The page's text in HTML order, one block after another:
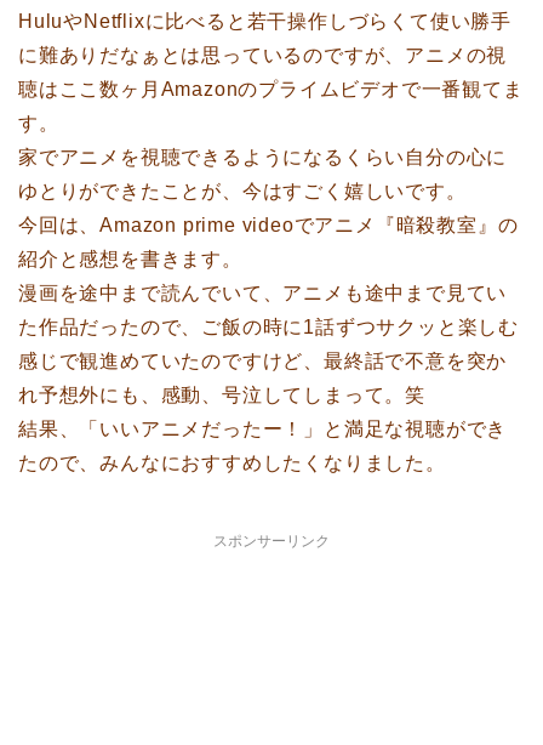
HuluやNetflixに比べると若干操作しづらくて使い勝手
に難ありだなぁとは思っているのですが、アニメの視
聴はここ数ヶ月Amazonのプライムビデオで一番観てま
す。
家でアニメを視聴できるようになるくらい自分の心に
ゆとりができたことが、今はすごく嬉しいです。
今回は、Amazon prime videoでアニメ『暗殺教室』の
紹介と感想を書きます。
漫画を途中まで読んでいて、アニメも途中まで見てい
た作品だったので、ご飯の時に1話ずつサクッと楽しむ
感じで観進めていたのですけど、最終話で不意を突か
れ予想外にも、感動、号泣してしまって。笑
結果、「いいアニメだったー！」と満足な視聴ができ
たので、みんなにおすすめしたくなりました。
スポンサーリンク